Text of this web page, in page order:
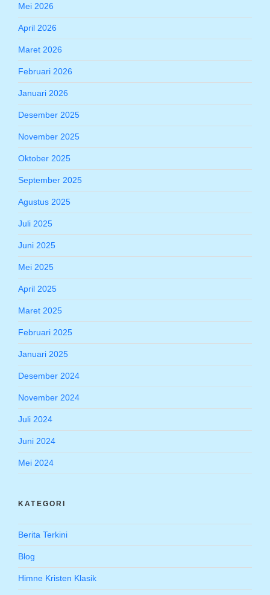
Mei 2026
April 2026
Maret 2026
Februari 2026
Januari 2026
Desember 2025
November 2025
Oktober 2025
September 2025
Agustus 2025
Juli 2025
Juni 2025
Mei 2025
April 2025
Maret 2025
Februari 2025
Januari 2025
Desember 2024
November 2024
Juli 2024
Juni 2024
Mei 2024
KATEGORI
Berita Terkini
Blog
Himne Kristen Klasik